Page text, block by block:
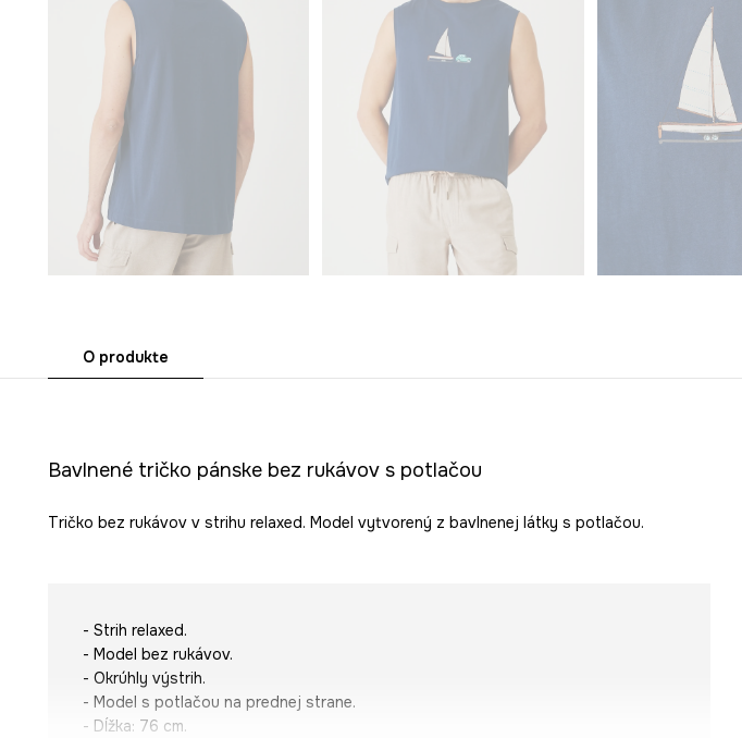
O produkte
Bavlnené tričko pánske bez rukávov s potlačou
Tričko bez rukávov v strihu relaxed. Model vytvorený z bavlnenej látky s potlačou.
- Strih relaxed.
- Model bez rukávov.
- Okrúhly výstrih.
- Model s potlačou na prednej strane.
- Dĺžka: 76 cm.